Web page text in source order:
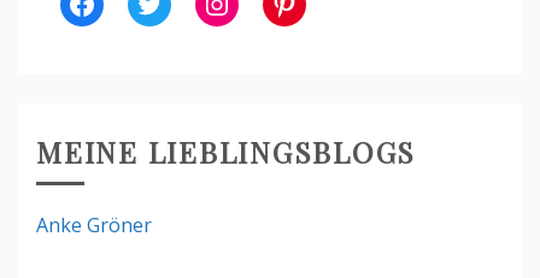
MEINE LIEBLINGSBLOGS
Anke Gröner